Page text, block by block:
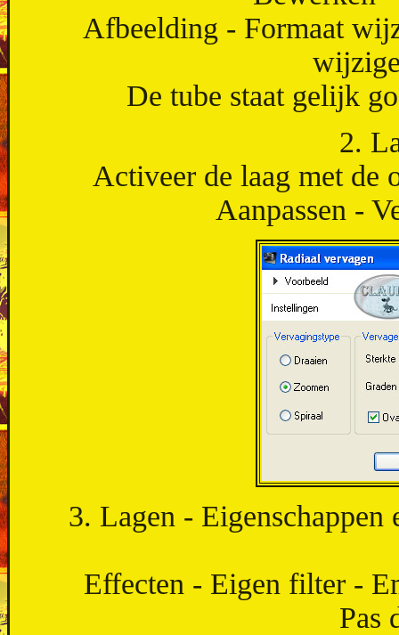
Afbeelding - Formaat
De tube staat gelijk
2.
Activeer de laag met de
Aanpassen -
3. Lagen - Eigenschappen
Effecten - Eigen filter -
Pas